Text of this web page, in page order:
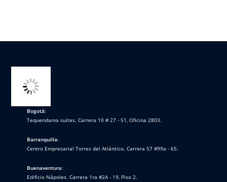
Bogotá:
Tequendama suites. Carrera 10 # 27 - 51, Oficina 2803.
Barranquilla:
Centro Empresarial Torres del Atlántico. Carrera 57 #99a - 65.
Buenaventura:
Edificio Nápoles. Carrera 1ra #2A - 19, Piso 2.